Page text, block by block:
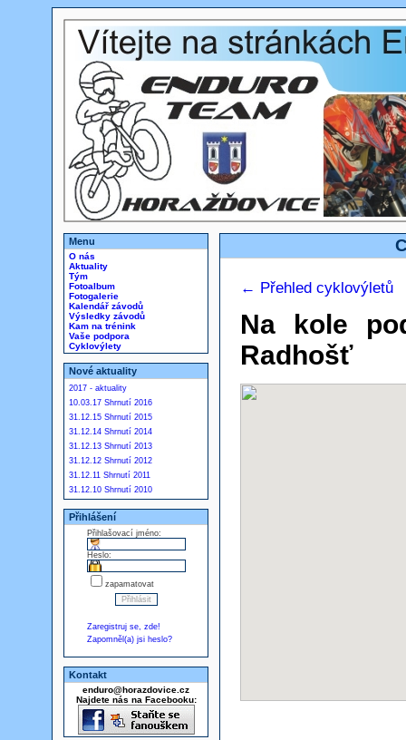
Menu
O nás
Aktuality
Tým
Fotoalbum
Fotogalerie
Kalendář závodů
Výsledky závodů
Kam na trénink
Vaše podpora
Cyklovýlety
Nové aktuality
2017 - aktuality
10.03.17 Shrnutí 2016
31.12.15 Shrnutí 2015
31.12.14 Shrnutí 2014
31.12.13 Shrnutí 2013
31.12.12 Shrnutí 2012
31.12.11 Shrnutí 2011
31.12.10 Shrnutí 2010
Přihlášení
Přihlašovací jméno:
Heslo:
zapamatovat
Zaregistruj se, zde!
Zapomněl(a) jsi heslo?
Kontakt
enduro@horazdovice.cz
Najdete nás na Facebooku:
← Přehled cyklovýletů
Na kole
Radhošť